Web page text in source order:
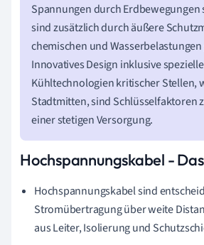
Spannungen durch
sind zusätzlich durch äußere
chemischen und
Innovatives Design inklusive
Kühltechnologien kritischer Stellen,
Stadtmitten, sind Schlüsselfaktoren
einer stetigen Versorgung.
Hochspannungskabel -
Hochspannungskabel sind
Stromübertragung über weite
aus Leiter, Isolierung und